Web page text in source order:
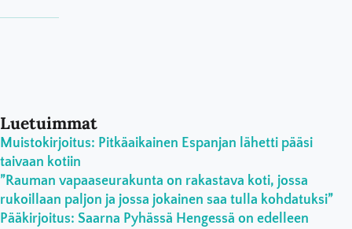
Luetuimmat
Muistokirjoitus: Pitkäaikainen Espanjan lähetti pääsi
taivaan kotiin
”Rauman vapaaseurakunta on rakastava koti, jossa
rukoillaan paljon ja jossa jokainen saa tulla kohdatuksi”
Pääkirjoitus: Saarna Pyhässä Hengessä on edelleen